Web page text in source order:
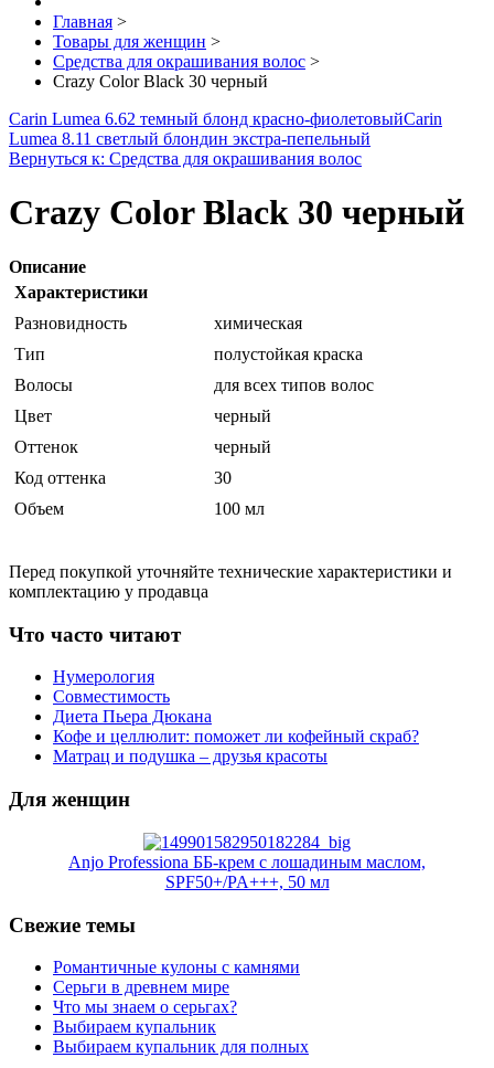
Главная >
Товары для женщин >
Средства для окрашивания волос >
Crazy Color Black 30 черный
Carin Lumea 6.62 темный блонд красно-фиолетовыйCarin
Lumea 8.11 светлый блондин экстра-пепельный
Вернуться к: Средства для окрашивания волос
Crazy Color Black 30 черный
Описание
Характеристики
Разновидность
химическая
Тип
полустойкая краска
Волосы
для всех типов волос
Цвет
черный
Оттенок
черный
Код оттенка
30
Объем
100 мл
Перед покупкой уточняйте технические характеристики и
комплектацию у продавца
Что часто читают
Нумерология
Совместимость
Диета Пьера Дюкана
Кофе и целлюлит: поможет ли кофейный скраб?
Матрац и подушка – друзья красоты
Для женщин
Anjо Professiona ББ-крем с лошадиным маслом,
SPF50+/PA+++, 50 мл
Свежие темы
Романтичные кулоны с камнями
Серьги в древнем мире
Что мы знаем о серьгах?
Выбираем купальник
Выбираем купальник для полных